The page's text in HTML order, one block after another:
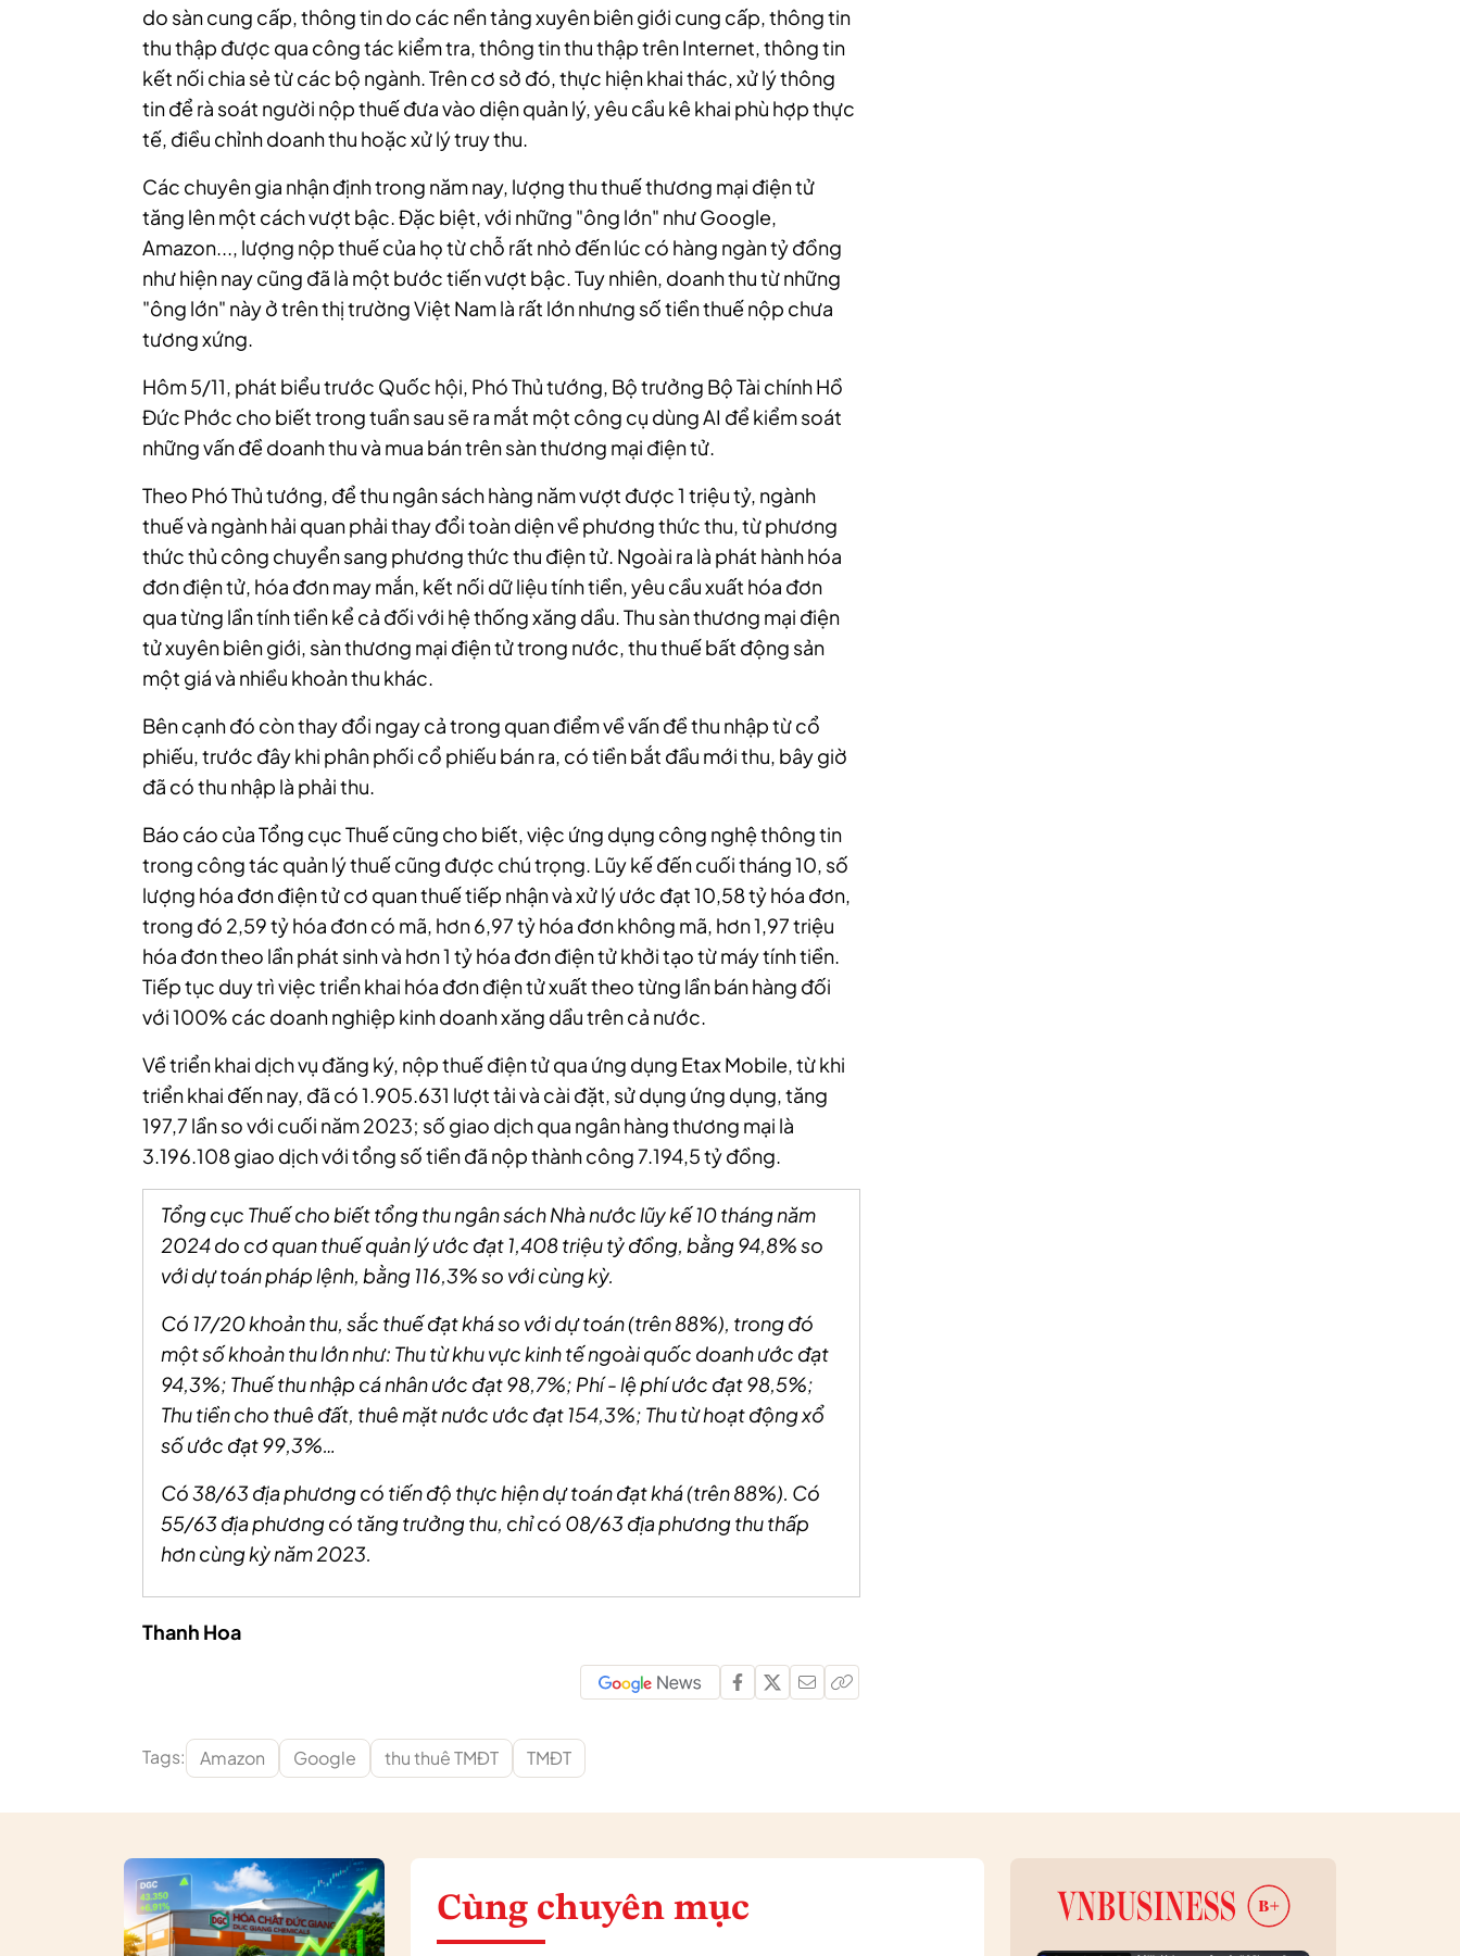
do sàn cung cấp, thông tin do các nền tảng xuyên biên giới cung cấp, thông tin
thu thập được qua công tác kiểm tra, thông tin thu thập trên Internet, thông tin
kết nối chia sẻ từ các bộ ngành. Trên cơ sở đó, thực hiện khai thác, xử lý thông
tin để rà soát người nộp thuế đưa vào diện quản lý, yêu cầu kê khai phù hợp thực
tế, điều chỉnh doanh thu hoặc xử lý truy thu.
Các chuyên gia nhận định trong năm nay, lượng thu thuế thương mại điện tử
tăng lên một cách vượt bậc. Đặc biệt, với những "ông lớn" như Google,
Amazon..., lượng nộp thuế của họ từ chỗ rất nhỏ đến lúc có hàng ngàn tỷ đồng
như hiện nay cũng đã là một bước tiến vượt bậc. Tuy nhiên, doanh thu từ những
"ông lớn" này ở trên thị trường Việt Nam là rất lớn nhưng số tiền thuế nộp chưa
tương xứng.
Hôm 5/11, phát biểu trước Quốc hội, Phó Thủ tướng, Bộ trưởng Bộ Tài chính Hồ
Đức Phớc cho biết trong tuần sau sẽ ra mắt một công cụ dùng AI để kiểm soát
những vấn đề doanh thu và mua bán trên sàn thương mại điện tử.
Theo Phó Thủ tướng, để thu ngân sách hàng năm vượt được 1 triệu tỷ, ngành
thuế và ngành hải quan phải thay đổi toàn diện về phương thức thu, từ phương
thức thủ công chuyển sang phương thức thu điện tử. Ngoài ra là phát hành hóa
đơn điện tử, hóa đơn may mắn, kết nối dữ liệu tính tiền, yêu cầu xuất hóa đơn
qua từng lần tính tiền kể cả đối với hệ thống xăng dầu. Thu sàn thương mại điện
tử xuyên biên giới, sàn thương mại điện tử trong nước, thu thuế bất động sản
một giá và nhiều khoản thu khác.
Bên cạnh đó còn thay đổi ngay cả trong quan điểm về vấn đề thu nhập từ cổ
phiếu, trước đây khi phân phối cổ phiếu bán ra, có tiền bắt đầu mới thu, bây giờ
đã có thu nhập là phải thu.
Báo cáo của Tổng cục Thuế cũng cho biết, việc ứng dụng công nghệ thông tin
trong công tác quản lý thuế cũng được chú trọng. Lũy kế đến cuối tháng 10, số
lượng hóa đơn điện tử cơ quan thuế tiếp nhận và xử lý ước đạt 10,58 tỷ hóa đơn,
trong đó 2,59 tỷ hóa đơn có mã, hơn 6,97 tỷ hóa đơn không mã, hơn 1,97 triệu
hóa đơn theo lần phát sinh và hơn 1 tỷ hóa đơn điện tử khởi tạo từ máy tính tiền.
Tiếp tục duy trì việc triển khai hóa đơn điện tử xuất theo từng lần bán hàng đối
với 100% các doanh nghiệp kinh doanh xăng dầu trên cả nước.
Về triển khai dịch vụ đăng ký, nộp thuế điện tử qua ứng dụng Etax Mobile, từ khi
triển khai đến nay, đã có 1.905.631 lượt tải và cài đặt, sử dụng ứng dụng, tăng
197,7 lần so với cuối năm 2023; số giao dịch qua ngân hàng thương mại là
3.196.108 giao dịch với tổng số tiền đã nộp thành công 7.194,5 tỷ đồng.
Tổng cục Thuế cho biết tổng thu ngân sách Nhà nước lũy kế 10 tháng năm
2024 do cơ quan thuế quản lý ước đạt 1,408 triệu tỷ đồng, bằng 94,8% so
với dự toán pháp lệnh, bằng 116,3% so với cùng kỳ.
Có 17/20 khoản thu, sắc thuế đạt khá so với dự toán (trên 88%), trong đó
một số khoản thu lớn như: Thu từ khu vực kinh tế ngoài quốc doanh ước đạt
94,3%; Thuế thu nhập cá nhân ước đạt 98,7%; Phí - lệ phí ước đạt 98,5%;
Thu tiền cho thuê đất, thuê mặt nước ước đạt 154,3%; Thu từ hoạt động xổ
số ước đạt 99,3%…
Có 38/63 địa phương có tiến độ thực hiện dự toán đạt khá (trên 88%). Có
55/63 địa phương có tăng trưởng thu, chỉ có 08/63 địa phương thu thấp
hơn cùng kỳ năm 2023.
Thanh Hoa
Tags: Amazon Google thu thuê TMĐT TMĐT
Cùng chuyên mục